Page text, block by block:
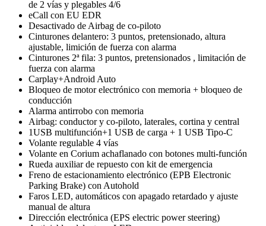
de 2 vías y plegables 4/6
eCall con EU EDR
Desactivado de Airbag de co-piloto
Cinturones delantero: 3 puntos, pretensionado, altura
ajustable, limición de fuerza con alarma
Cinturones 2ª fila: 3 puntos, pretensionados , limitación de
fuerza con alarma
Carplay+Android Auto
Bloqueo de motor electrónico con memoria + bloqueo de
conducción
Alarma antirrobo con memoria
Airbag: conductor y co-piloto, laterales, cortina y central
1USB multifunción+1 USB de carga + 1 USB Tipo-C
Volante regulable 4 vías
Volante en Corium achaflanado con botones multi-función
Rueda auxiliar de repuesto con kit de emergencia
Freno de estacionamiento electrónico (EPB Electronic
Parking Brake) con Autohold
Faros LED, automáticos con apagado retardado y ajuste
manual de altura
Dirección electrónica (EPS electric power steering)